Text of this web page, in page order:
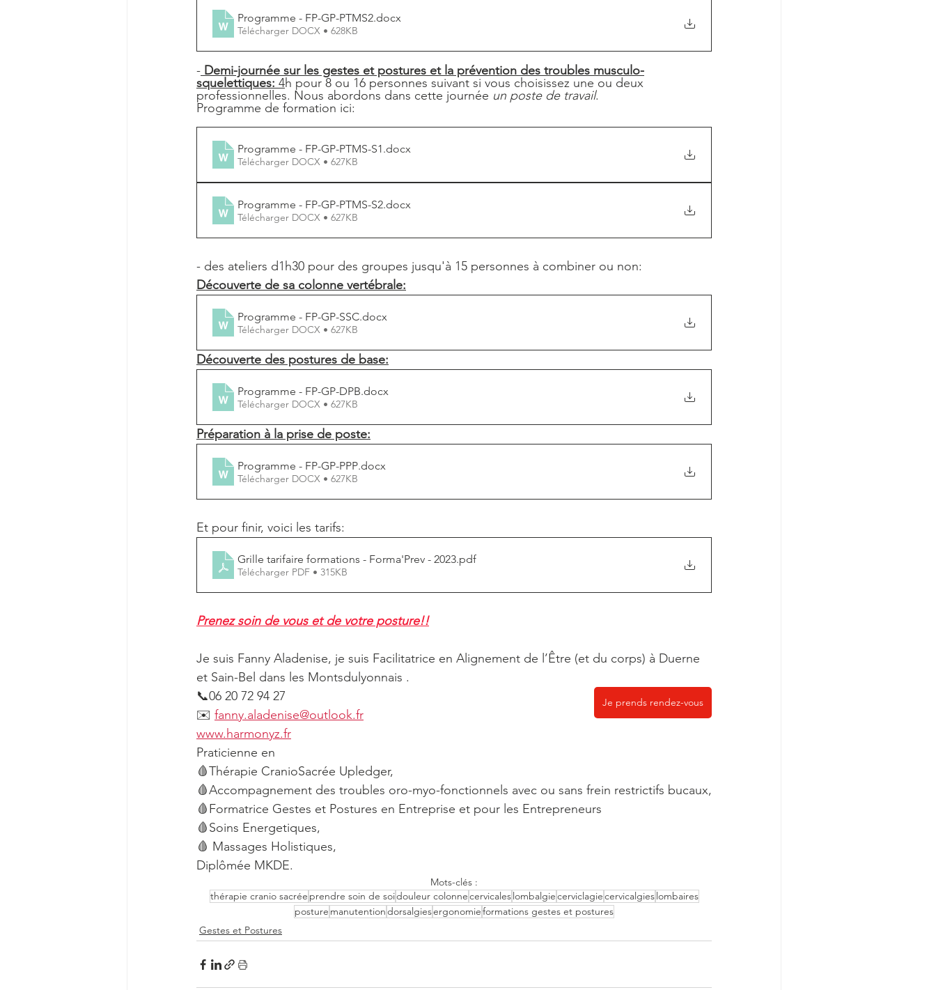
Programme - FP-GP-PTMS2.docx
Télécharger DOCX • 628KB
- Demi-journée sur les gestes et postures et la prévention des troubles musculo-
squelettiques: 4h pour 8 ou 16 personnes suivant si vous choisissez une ou deux
professionnelles. Nous abordons dans cette journée un poste de travail.
Programme de formation ici:
Programme - FP-GP-PTMS-S1.docx
Télécharger DOCX • 627KB
Programme - FP-GP-PTMS-S2.docx
Télécharger DOCX • 627KB
- des ateliers d1h30 pour des groupes jusqu'à 15 personnes à combiner ou non:
Découverte de sa colonne vertébrale:
Programme - FP-GP-SSC.docx
Télécharger DOCX • 627KB
Découverte des postures de base:
Programme - FP-GP-DPB.docx
Télécharger DOCX • 627KB
Préparation à la prise de poste:
Programme - FP-GP-PPP.docx
Télécharger DOCX • 627KB
Et pour finir, voici les tarifs:
Grille tarifaire formations - Forma'Prev - 2023.pdf
Télécharger PDF • 315KB
Prenez soin de vous et de votre posture!!
Je suis Fanny Aladenise, je suis Facilitatrice en Alignement de l’Être (et du corps) à Duerne
et Sain-Bel dans les Montsdulyonnais .
Je prends rendez-vous
📞06 20 72 94 27
✉️ fanny.aladenise@outlook.fr
www.harmonyz.fr
Praticienne en
🩸Thérapie CranioSacrée Upledger,
🩸Accompagnement des troubles oro-myo-fonctionnels avec ou sans frein restrictifs bucaux,
🩸Formatrice Gestes et Postures en Entreprise et pour les Entrepreneurs
🩸Soins Energetiques,
🩸 Massages Holistiques,
Diplômée MKDE.
Mots-clés :
thérapie cranio sacrée prendre soin de soidouleur colonnecervicales lombalgiecerviclagiecervicalgies lombaires
posture manutentiondorsalgiesergonomieformations gestes et postures
Gestes et Postures